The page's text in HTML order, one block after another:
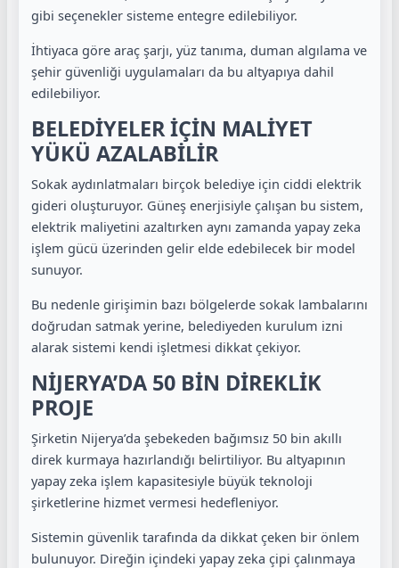
gibi seçenekler sisteme entegre edilebiliyor.
İhtiyaca göre araç şarjı, yüz tanıma, duman algılama ve
şehir güvenliği uygulamaları da bu altyapıya dahil
edilebiliyor.
BELEDİYELER İÇİN MALİYET
YÜKÜ AZALABİLİR
Sokak aydınlatmaları birçok belediye için ciddi elektrik
gideri oluşturuyor. Güneş enerjisiyle çalışan bu sistem,
elektrik maliyetini azaltırken aynı zamanda yapay zeka
işlem gücü üzerinden gelir elde edebilecek bir model
sunuyor.
Bu nedenle girişimin bazı bölgelerde sokak lambalarını
doğrudan satmak yerine, belediyeden kurulum izni
alarak sistemi kendi işletmesi dikkat çekiyor.
NİJERYA’DA 50 BİN DİREKLİK
PROJE
Şirketin Nijerya’da şebekeden bağımsız 50 bin akıllı
direk kurmaya hazırlandığı belirtiliyor. Bu altyapının
yapay zeka işlem kapasitesiyle büyük teknoloji
şirketlerine hizmet vermesi hedefleniyor.
Sistemin güvenlik tarafında da dikkat çeken bir önlem
bulunuyor. Direğin içindeki yapay zeka çipi çalınmaya